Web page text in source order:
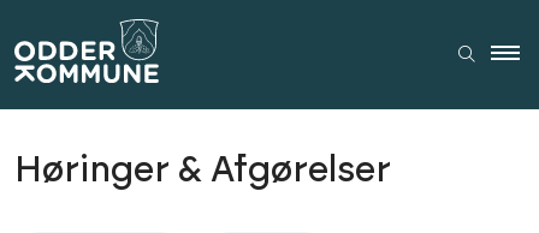
Høringer & Afgørelser